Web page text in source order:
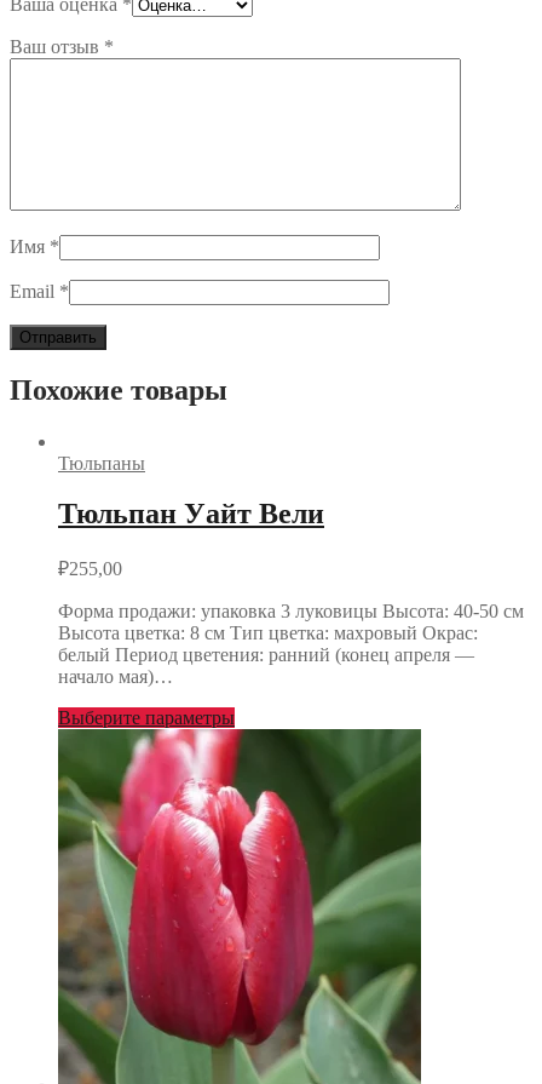
Ваш отзыв *
Имя *
Email *
Похожие товары
Тюльпаны
Тюльпан Уайт Вели
₽255,00
Форма продажи: упаковка 3 луковицы Высота: 40-50 см
Высота цветка: 8 см Тип цветка: махровый Окрас:
белый Период цветения: ранний (конец апреля —
начало мая)…
Выберите параметры